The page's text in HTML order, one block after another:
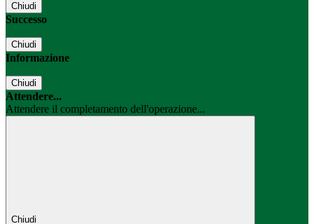
Chiudi
Successo
Chiudi
Informazione
Chiudi
Attendere...
Attendere il completamento dell'operazione...
Chiudi